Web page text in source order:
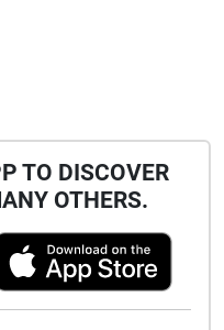
TO DISCOVER
OTHERS.